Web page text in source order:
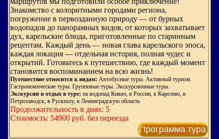
Знакомство с колоритными городами региона,
погружение в первозданную природу — от бурных
водопадов до панорамных видов, от которых захватывает
дух, карельские блюда, приготовленные по старинным
рецептам. Каждый день — новая глава карельского эпоса,
каждая локация — отдельная история, полная чудес и
открытий. Готовьтесь к путешествию, где каждый момент
становится воспоминанием на всю жизнь!
Путешествие относится к видам: Автобусные туры. Активный туризм.
Гастрономические туры. Групповые туры. Экскурсионные туры.
Экскурсии и отдых в туре: на водопад Кивач, в России, в Карелию, в
Петрозаводск, в Рускеалу, в Ленинградскую область
Продолжительность в днях: 5
Стоимость: 54900 руб. без переезда
Программа тура